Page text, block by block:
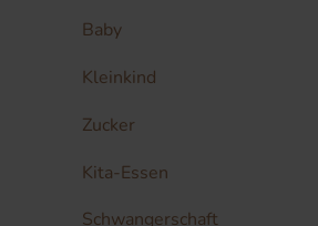
Baby
Kleinkind
Zucker
Kita-Essen
Schwangerschaft